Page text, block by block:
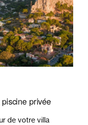
privée
de votre villa